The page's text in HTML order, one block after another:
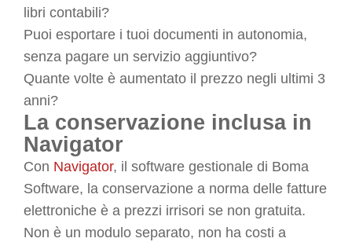
libri contabili?
Puoi esportare i tuoi documenti in autonomia,
senza pagare un servizio aggiuntivo?
Quante volte è aumentato il prezzo negli ultimi 3
anni?
La conservazione inclusa in
Navigator
Con Navigator, il software gestionale di Boma
Software, la conservazione a norma delle fatture
elettroniche è a prezzi irrisori se non gratuita.
Non è un modulo separato, non ha costi a